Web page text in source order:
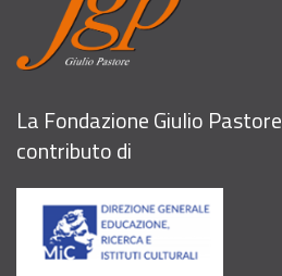
La Fondazione Giulio
contributo di